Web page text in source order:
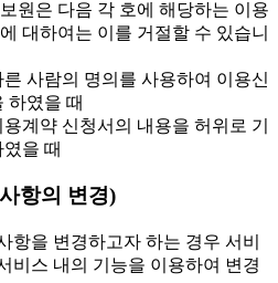
원은 다음 각 호에 해당하는 이용
대하여는 이를 거절할 수 있습니
른 사람의 명의를 사용하여 이용신
하였을 때
용계약 신청서의 내용을 허위로 기
을 때
항의 변경)
항을 변경하고자 하는 경우 서비
비스 내의 기능을 이용하여 변경